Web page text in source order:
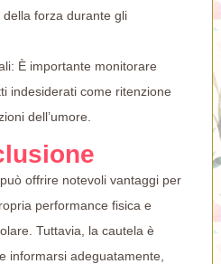
forza durante gli
È importante monitorare
indesiderati come ritenzione
dell’umore.
offrire notevoli vantaggi per
performance fisica e
Tuttavia, la cautela è
informarsi adeguatamente,